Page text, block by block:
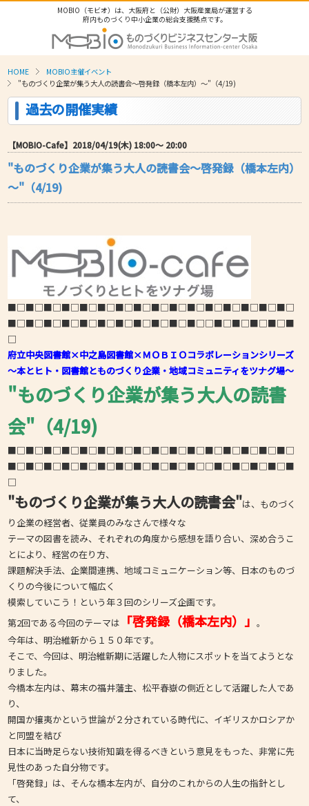
MOBIO（モビオ）は、大阪府と（公財）大阪産業局が運営する
府内ものづくり中小企業の総合支援拠点です。
HOME
MOBIO主催イベント
"ものづくり企業が集う大人の読書会～啓発録（橋本左内）～"（4/19)
過去の開催実績
【MOBIO-Cafe】2018/04/19(木) 18:00〜 20:00
"ものづくり企業が集う大人の読書会～啓発録（橋本左内）
～"（4/19)
■□■□■□■□■□■□■□■□■□■□■□■□■□■□■□■□
■□■□■□■□■□■□■□■□■□■□■□□■□■□■□■□■
□
府立中央図書館×中之島図書館×ＭＯＢＩＯコラボレーションシリーズ
～本とヒト・図書館とものづくり企業・地域コミュニティをツナグ場～
"ものづくり企業が集う大人の読書
会"（4/19)
■□■□■□■□■□■□■□■□■□■□■□■□■□■□■□■□
■□■□■□■□■□■□■□■□■□■□■□□■□■□■□■□■
□
"ものづくり企業が集う大人の読書会"は、ものづく
り企業の経営者、従業員のみなさんで様々な
テーマの図書を読み、それぞれの角度から感想を語り合い、深め合うこ
とにより、経営の在り方、
課題解決手法、企業間連携、地域コミュニケーション等、日本のものづ
くりの今後について幅広く
模索していこう！という年３回のシリーズ企画です。
第2回である今回のテーマは
「啓発録（橋本左内）」。
今年は、明治維新から１５０年です。
そこで、今回は、明治維新期に活躍した人物にスポットを当てようとな
りました。
今橋本左内は、幕末の福井藩主、松平春嶽の側近として活躍した人であ
り、
開国か攘夷かという世論が２分されている時代に、イギリスかロシアか
と同盟を結び
日本に当時足らない技術知識を得るべきという意見をもった、非常に先
見性のあった自分物です。
「啓発録」は、そんな橋本左内が、自分のこれからの人生の指針とし
て、